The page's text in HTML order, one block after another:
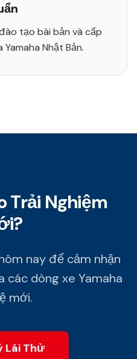
tạo bài bản và cấp
Nhật Bản.
Trải Nghiệm
nay để cảm nhận
các dòng xe Yamaha
mới.
Lái Thử